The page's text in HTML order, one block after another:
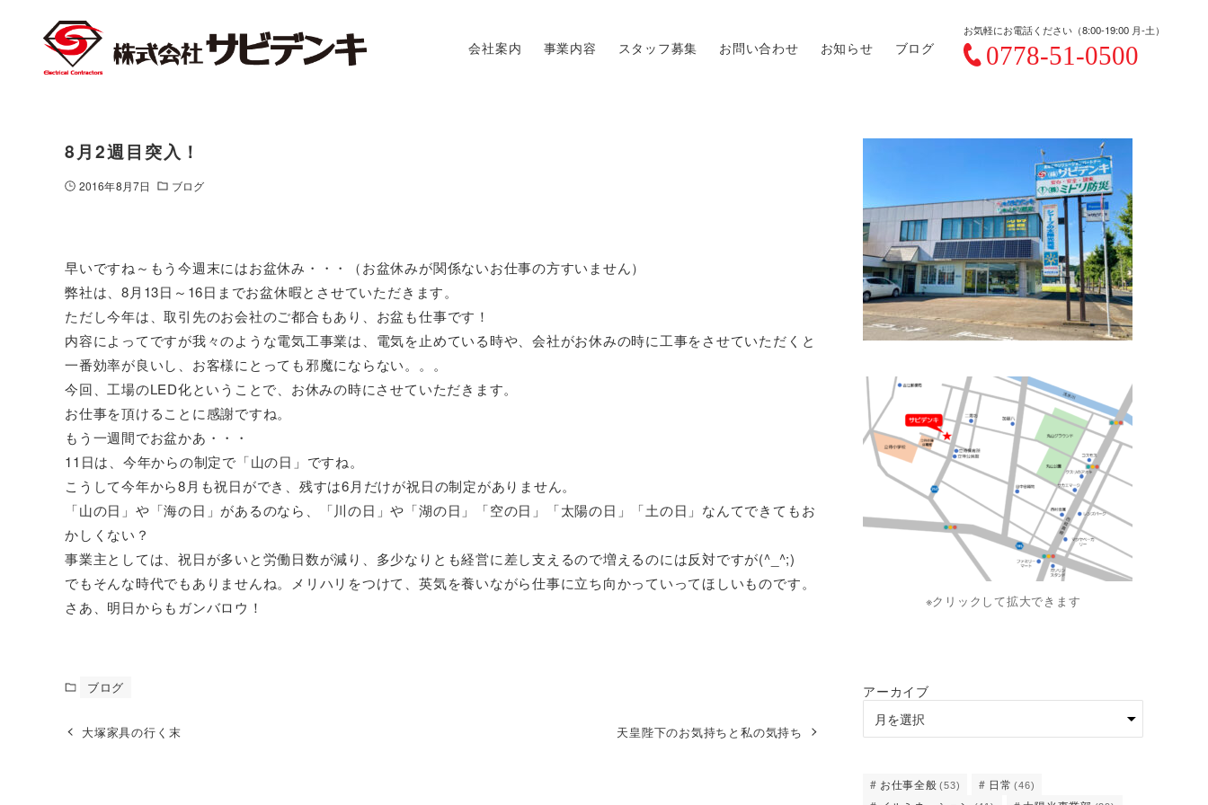
会社案内 事業内容 スタッフ募集 お問い合わせ お知らせ ブログ
お気軽にお電話ください（8:00-19:00 月-土）
8月2週目突入！
2016年8月7日 ブログ
早いですね～もう今週末にはお盆休み・・・（お盆休みが関係ないお仕事の方すいません）
弊社は、8月13日～16日までお盆休暇とさせていただきます。
ただし今年は、取引先のお会社のご都合もあり、お盆も仕事です！
内容によってですが我々のような電気工事業は、電気を止めている時や、会社がお休みの時に工事をさせていただくと
一番効率が良いし、お客様にとっても邪魔にならない。。。
今回、工場のLED化ということで、お休みの時にさせていただきます。
お仕事を頂けることに感謝ですね。
もう一週間でお盆かあ・・・
11日は、今年からの制定で「山の日」ですね。
こうして今年から8月も祝日ができ、残すは6月だけが祝日の制定がありません。
「山の日」や「海の日」があるのなら、「川の日」や「湖の日」「空の日」「太陽の日」「土の日」なんてできてもお
かしくない？
事業主としては、祝日が多いと労働日数が減り、多少なりとも経営に差し支えるので増えるのには反対ですが(^_^;)
でもそんな時代でもありませんね。メリハリをつけて、英気を養いながら仕事に立ち向かっていってほしいものです。
さあ、明日からもガンバロウ！
ブログ
大塚家具の行く末 天皇陛下のお気持ちと私の気持ち
※クリックして拡大できます
アーカイブ
お仕事全般 (53) 日常 (46)